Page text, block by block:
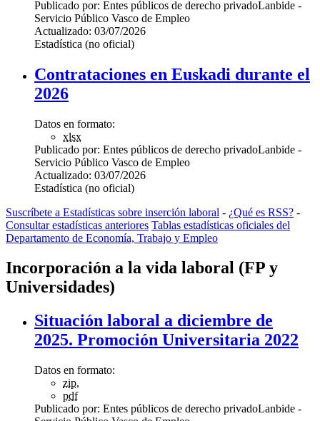
Publicado por: Entes públicos de derecho privadoLanbide -
Servicio Público Vasco de Empleo
Actualizado: 03/07/2026
Estadística (no oficial)
Contrataciones en Euskadi durante el
2026
Datos en formato:
xlsx
Publicado por: Entes públicos de derecho privadoLanbide -
Servicio Público Vasco de Empleo
Actualizado: 03/07/2026
Estadística (no oficial)
Suscríbete a Estadísticas sobre inserción laboral - ¿Qué es RSS? -
Consultar estadísticas anteriores Tablas estadísticas oficiales del
Departamento de Economía, Trabajo y Empleo
Incorporación a la vida laboral (FP y
Universidades)
Situación laboral a diciembre de
2025. Promoción Universitaria 2022
Datos en formato:
zip,
pdf
Publicado por: Entes públicos de derecho privadoLanbide -